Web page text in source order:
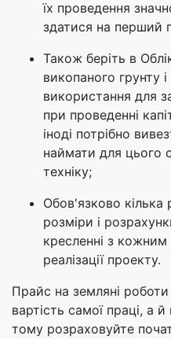
їх проведення
здатися на перший
Також беріть в
викопаного грунту
використання для
при проведенні
іноді потрібно
наймати для цього
техніку;
Обов'язково кілька
розміри і
кресленні з
реалізації проекту.
Прайс на земляні
вартість самої праці, а й
тому розраховуйте